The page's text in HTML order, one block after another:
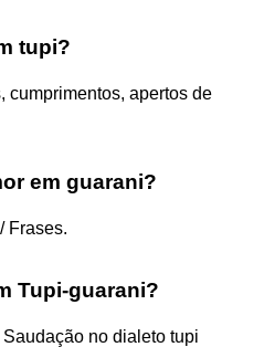
tupi?
cumprimentos, apertos de
em guarani?
Frases.
Tupi-guarani?
no dialeto tupi